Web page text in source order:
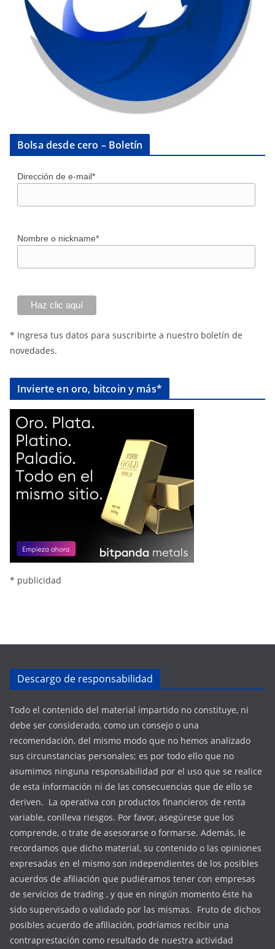
Bolsa desde cero – Boletín
Dirección de e-mail*
Nombre o nickname*
* Ingresa tus datos para suscribirte a nuestro boletín de
novedades.
Invierte en oro, bitcoin y más*
* publicidad
Descargo de responsabilidad
Todo el contenido del material impartido no constituye, ni
debe ser considerado, como un consejo o una
recomendación, del mismo modo que no hemos analizado
sus circunstancias personales; es por todo ello que no
asumimos ninguna responsabilidad por el uso que se realice
de esta información ni de las consecuencias que de ello se
deriven. La operativa con productos financieros de renta
variable, conlleva riesgos. Por favor, asegúrese que los
comprende, o trate de asesorarse o formarse. Además, le
recordamos que dicho material, su contenido o las opiniones
expresadas en el mismo son independientes de los posibles
acuerdos de afiliación que pudiéramos tener con empresas
de servicios de trading , y que en ningún momento éste ha
sido supervisado o validado por las mismas. Fruto de dichos
posibles acuerdo de afiliación, podríamos recibir una
contraprestación como resultado de nuestra actividad